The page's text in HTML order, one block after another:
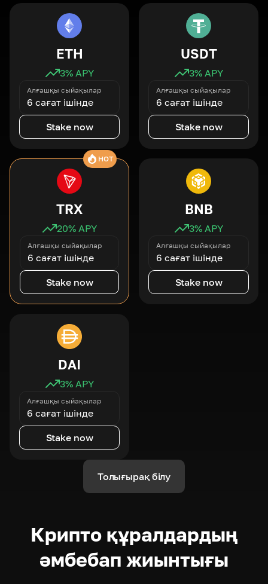
ETH
3% APY
Алғашқы сыйақылар
6 сағат ішінде
Stake now
USDT
3% APY
Алғашқы сыйақылар
6 сағат ішінде
Stake now
HOT
TRX
20% APY
Алғашқы сыйақылар
6 сағат ішінде
Stake now
BNB
3% APY
Алғашқы сыйақылар
6 сағат ішінде
Stake now
DAI
3% APY
Алғашқы сыйақылар
6 сағат ішінде
Stake now
Толығырақ білу
Крипто құралдардың
әмбебап жиынтығы